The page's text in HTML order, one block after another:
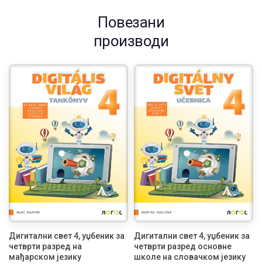
Повезани
производи
Дигитални свет 4, уџбеник за
четврти разред на
мађарском језику
Дигитални свет 4, уџбеник за
четврти разред основне
школе на словачком језику